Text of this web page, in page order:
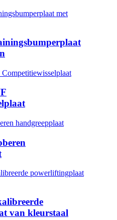
van kleurstaal